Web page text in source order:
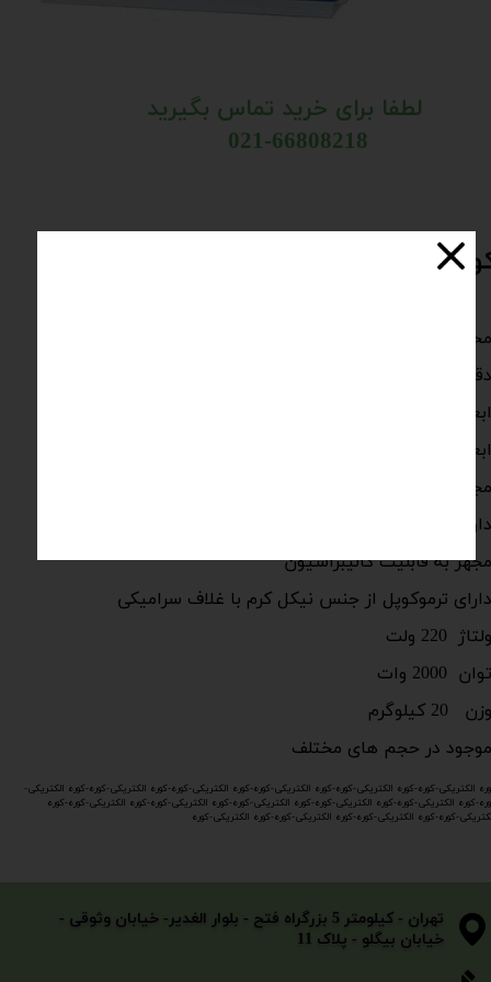
لطفا برای خرید تماس بگیرید
الکتریکی ۲.۵ لیتری ۱۱۰۰ درجه​​​​​​​
دمایی 1100-300درجه سانتی گراد
دمایی 10± درجه سانتی گراد
خارجی 48*45*33سانتیمتر عرض*عمق*ارتفاع
داخلی 13*20*10سانتیمتر عرض*عمق*ارتفاع
به تایمر و ترموستات و ترمومتر دیجیتال
المنت وایر از جنس کرم-آلومینیوم
به قابلیت کالیبراسیون
ترموکوپل از جنس نیکل کرم با غلاف سرامیکی
220 ولت
2000 وات
کیلوگرم​​​​​​​
در حجم های مختلف
الکتریکی-کوره-​کوره الکتریکی-کوره-​کوره الکتریکی-کوره-​کوره الکتریکی-کوره-​کوره الکتریکی-کوره-​کوره الکتریکی-
​کوره الکتریکی-کوره-​کوره الکتریکی-کوره-​کوره الکتریکی-کوره-​کوره الکتریکی-کوره-​کوره الکتریکی-کوره-​کوره
کوره-​کوره الکتریکی-کوره-​کوره الکتریکی-کوره-​کوره الکتریکی-کوره
​​​​​​​تهران - کیلومتر 5 بزرگراه فتح - بلوار الغدیر- خیابان وثوقی -
خیابان بیگلو - پلاک 11